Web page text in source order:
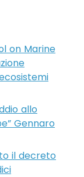
on Marine
allo
Gennaro
il decreto